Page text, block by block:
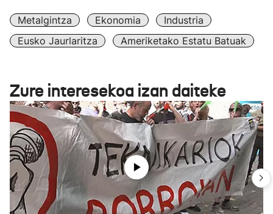
Metalgintza Ekonomia
Industria
Eusko Jaurlaritza
Ameriketako Estatu Batuak
Zure interesekoa izan daiteke